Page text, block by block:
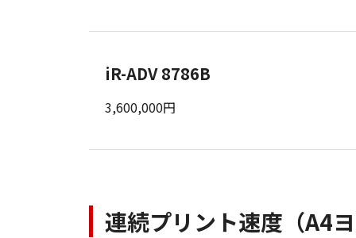
iR-ADV 8786B
3,600,000円
連続プリント速度（A4